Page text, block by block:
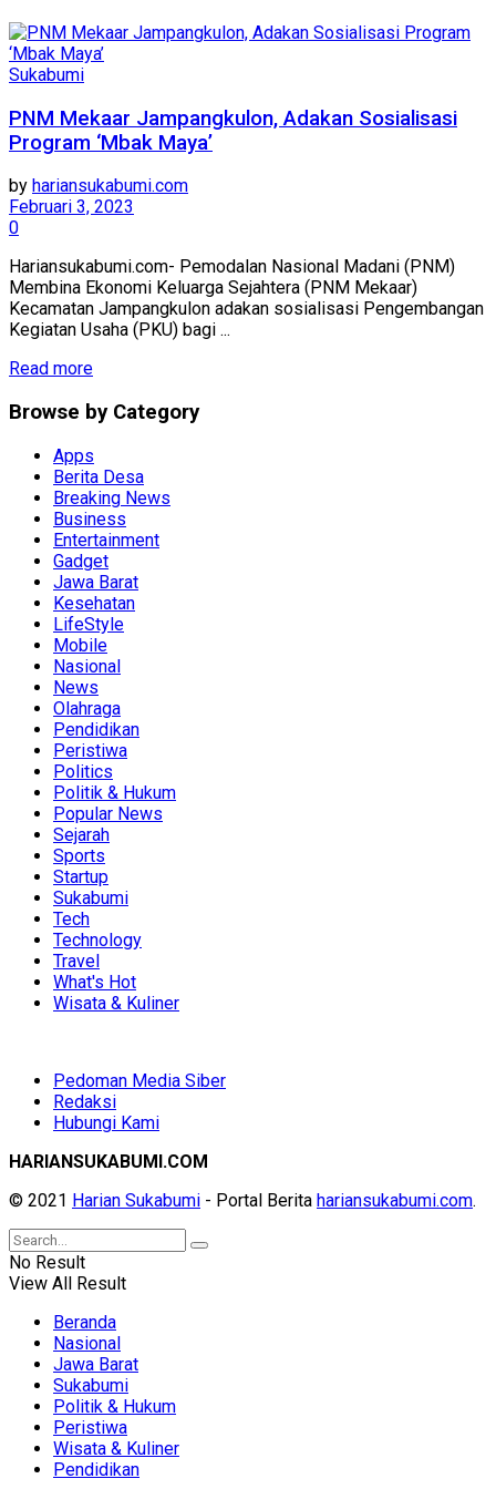
Sukabumi
PNM Mekaar Jampangkulon, Adakan Sosialisasi
Program ‘Mbak Maya’
by hariansukabumi.com
Februari 3, 2023
0
Hariansukabumi.com- Pemodalan Nasional Madani (PNM)
Membina Ekonomi Keluarga Sejahtera (PNM Mekaar)
Kecamatan Jampangkulon adakan sosialisasi Pengembangan
Kegiatan Usaha (PKU) bagi ...
Read more
Browse by Category
Apps
Berita Desa
Breaking News
Business
Entertainment
Gadget
Jawa Barat
Kesehatan
LifeStyle
Mobile
Nasional
News
Olahraga
Pendidikan
Peristiwa
Politics
Politik & Hukum
Popular News
Sejarah
Sports
Startup
Sukabumi
Tech
Technology
Travel
What's Hot
Wisata & Kuliner
Pedoman Media Siber
Redaksi
Hubungi Kami
HARIANSUKABUMI.COM
© 2021 Harian Sukabumi - Portal Berita hariansukabumi.com.
No Result
View All Result
Beranda
Nasional
Jawa Barat
Sukabumi
Politik & Hukum
Peristiwa
Wisata & Kuliner
Pendidikan